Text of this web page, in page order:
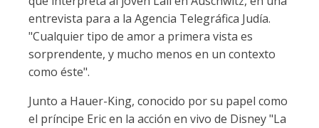
entrevista para a la Agencia Telegráfica Judía.
"Cualquier tipo de amor a primera vista es
sorprendente, y mucho menos en un contexto
como éste".
Junto a Hauer-King, conocido por su papel como
el príncipe Eric en la acción en vivo de Disney "La